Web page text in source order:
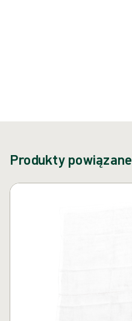
Produkty powiązane